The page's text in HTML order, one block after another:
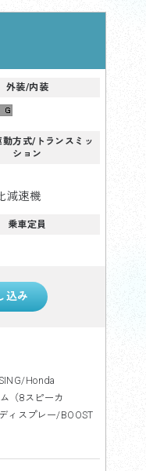
外装/内装
方式/トランスミッ
ション
減速機
乗車定員
Honda
（8スピーカ
ィスプレー/BOOST